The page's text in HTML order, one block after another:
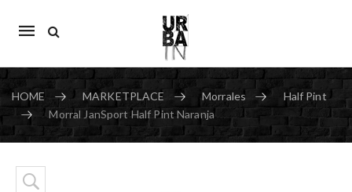
Mobile
HOME MARKETPLACE Morrales
Half Pint
Morral JanSport Half Pint Naranja
Skip to content